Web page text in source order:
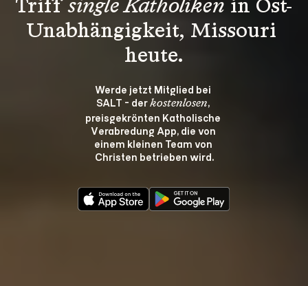
Triff single Katholiken in Ost-
Unabhängigkeit, Missouri
heute.
Werde jetzt Mitglied bei
SALT - der kostenlosen,
preisgekrönten Katholische
Verabredung App, die von
einem kleinen Team von
Christen betrieben wird.